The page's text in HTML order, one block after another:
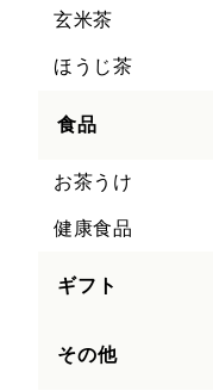
玄米茶
ほうじ茶
食品
お茶うけ
健康食品
ギフト
その他